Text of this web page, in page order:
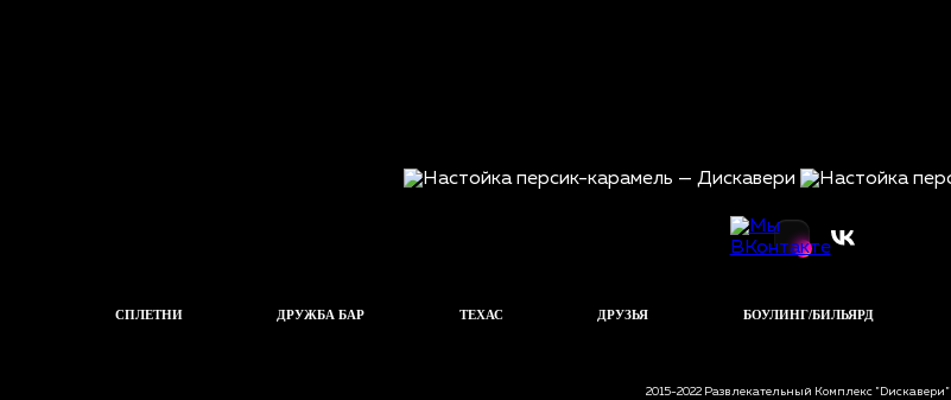
СПЛЕТНИ ДРУЖБА БАР ТЕХАС ДРУЗЬЯ БОУЛИНГ/БИЛЬЯРД
2015-2022 Развлекательный Комплекс "Dискавери"